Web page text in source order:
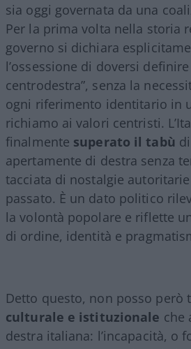
sia oggi governata da una
Per la prima volta nella storia
governo si dichiara
l’ossessione di doversi definire
centrodestra”, senza la
ogni riferimento identitario in
richiamo ai valori centristi.
finalmente superato il tabù
apertamente di destra senza
tacciata di nostalgie
passato. È un dato politico
la volontà popolare e riflette
di ordine, identità e
Detto questo, non posso però
culturale e istituzionale che
destra italiana: l’incapacità, o